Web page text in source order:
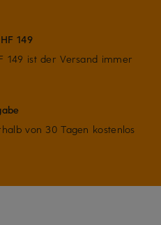
149
149 ist der Versand immer
von 30 Tagen kostenlos